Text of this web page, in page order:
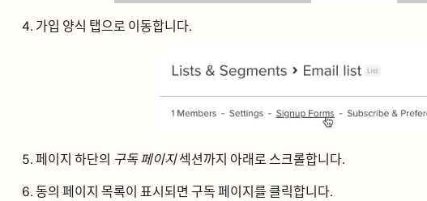
가입 양식 탭으로 이동합니다.
페이지 하단의 구독 페이지섹션까지 아래로 스크롤합니다.
동의 페이지 목록이 표시되면 구독 페이지를 클릭합니다.